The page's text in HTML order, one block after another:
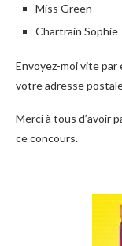
Miss Green
Chartrain Sophie
Envoyez-moi vite par
votre adresse
Merci à tous d’avoir
ce concours.